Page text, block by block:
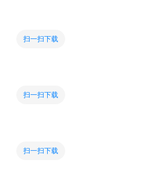
扫一扫下载
扫一扫下载
扫一扫下载